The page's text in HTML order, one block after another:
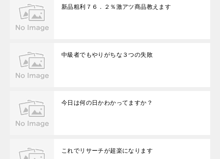
ま
す
)
新品粗利７６．２％激アツ商品教えます
中級者でもやりがちな３つの失敗
今日は何の日かわかってますか？
これでリサーチが超楽になります